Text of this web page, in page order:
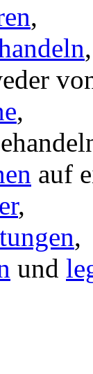
,
,
,
auf
,
,
und